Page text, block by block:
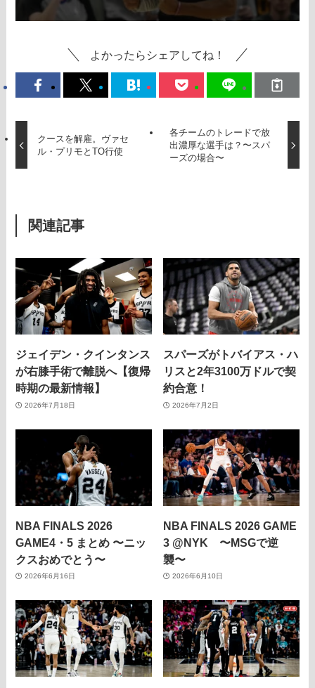
よかったらシェアしてね！
クースを解雇。ヴァセ
ル・プリモとTO行使
各チームのトレードで放
出濃厚な選手は？〜スパ
ーズの場合〜
関連記事
ジェイデン・クインタンス
が右膝手術で離脱へ【復帰
時期の最新情報】
2026年7月18日
スパーズがトバイアス・ハ
リスと2年3100万ドルで契
約合意！
2026年7月2日
NBA FINALS 2026
GAME4・5 まとめ 〜ニッ
クスおめでとう〜
2026年6月16日
NBA FINALS 2026 GAME
3 @NYK 〜MSGで逆
襲〜
2026年6月10日